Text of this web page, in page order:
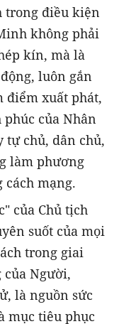
trong điều kiện
không phải
kín, mà là
luôn gắn
xuất phát,
của Nhân
tự chủ, dân chủ,
làm phương
mạng.
của Chủ tịch
suốt của mọi
trong giai
Người,
là nguồn sức
mục tiêu phục